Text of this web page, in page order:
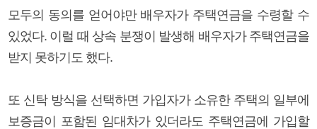
모두의 동의를 얻어야만 배우자가 주택연금을 수령할 수
있었다. 이럴 때 상속 분쟁이 발생해 배우자가 주택연금을
받지 못하기도 했다.
또 신탁 방식을 선택하면 가입자가 소유한 주택의 일부에
보증금이 포함된 임대차가 있더라도 주택연금에 가입할